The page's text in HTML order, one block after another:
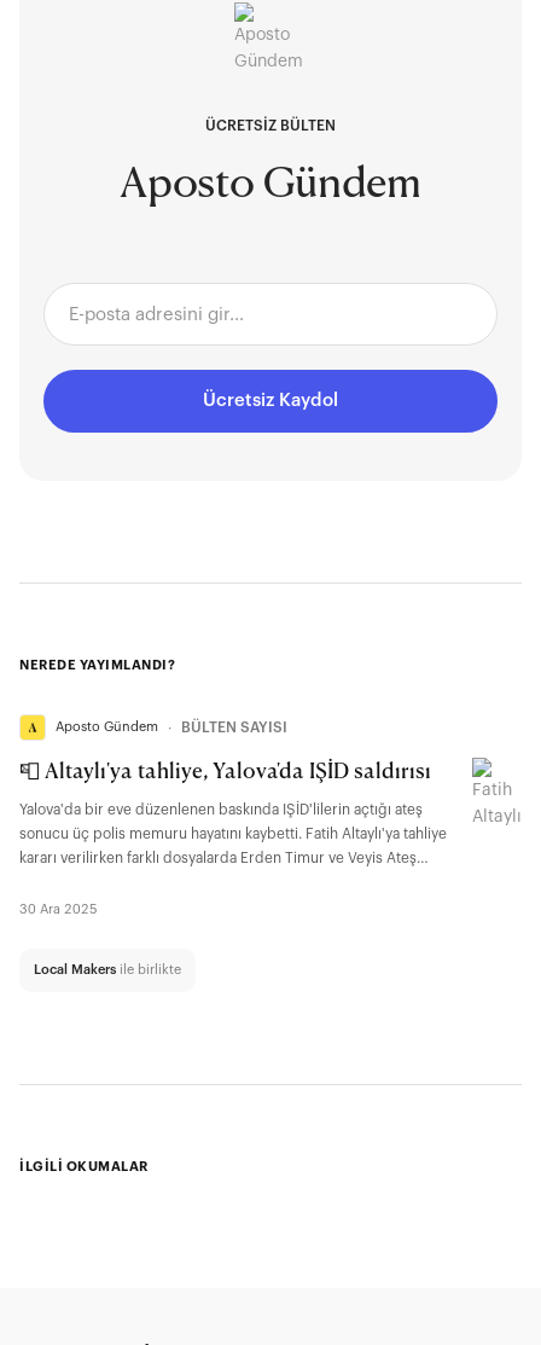
ÜCRETSİZ BÜLTEN
Aposto Gündem
Ücretsiz Kaydol
NEREDE YAYIMLANDI?
Aposto Gündem ∙ BÜLTEN SAYISI
📮 Altaylı'ya tahliye, Yalova'da IŞİD saldırısı
Yalova'da bir eve düzenlenen baskında IŞİD'lilerin açtığı ateş
sonucu üç polis memuru hayatını kaybetti. Fatih Altaylı'ya tahliye
kararı verilirken farklı dosyalarda Erden Timur ve Veyis Ateş
30 Ara 2025
Local Makers ile birlikte
İLGİLİ OKUMALAR